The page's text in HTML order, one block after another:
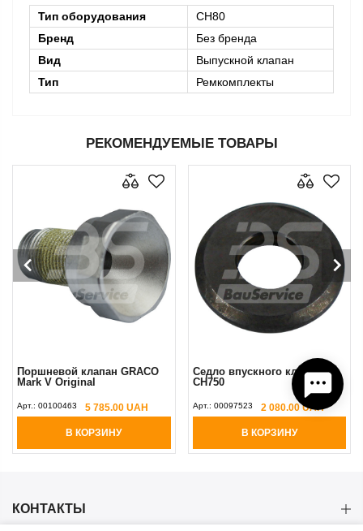
Тип оборудования
CH80
Бренд
Без бренда
Вид
Выпускной клапан
Тип
Ремкомплекты
РЕКОМЕНДУЕМЫЕ ТОВАРЫ
Поршневой клапан GRACO
Mark V Original
Арт.: 00100463 5 785.00 UAH
В КОРЗИНУ
Седло впускного клапана
CH750
Арт.: 00097523 2 080.00 UAH
В КОРЗИНУ
КОНТАКТЫ